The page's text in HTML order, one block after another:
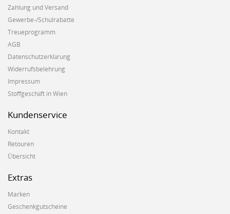
Zahlung und Versand
Gewerbe-/Schulrabatte
Treueprogramm
AGB
Datenschutzerklärung
Widerrufsbelehrung
Impressum
Stoffgeschäft in Wien
Kundenservice
Kontakt
Retouren
Übersicht
Extras
Marken
Geschenkgutscheine